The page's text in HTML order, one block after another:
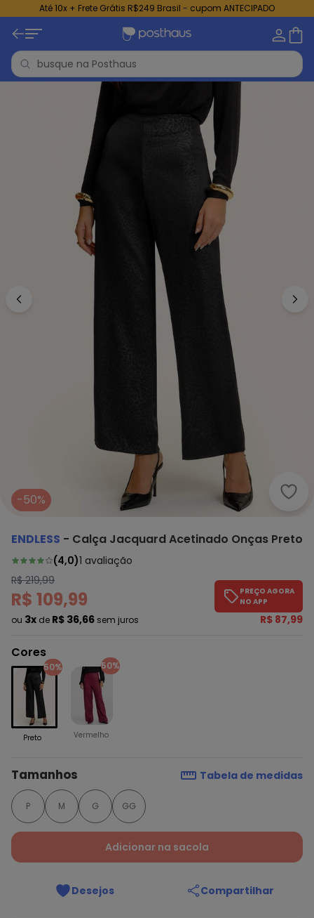
Até 10x + Frete Grátis R$249 Brasil - cupom ANTECIPADO
-50%
ENDLESS - Calça Jacquard Acetinado Onças Preto
(4,0)1 avaliação
R$ 219,99
R$ 109,99
ou 3x de R$ 36,66 sem juros
PREÇO AGORA
NO APP
R$ 87,99
Cores
50%
Preto
50%
Vermelho
Tamanhos Tabela de medidas
P M G GG
Adicionar na sacola
Desejos Compartilhar